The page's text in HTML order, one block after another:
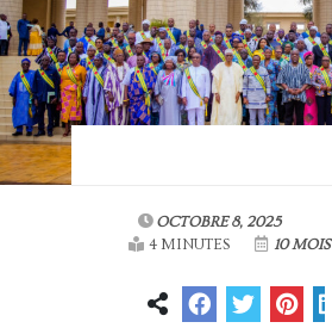
OCTOBRE 8, 2025
4 MINUTES
10 MOIS